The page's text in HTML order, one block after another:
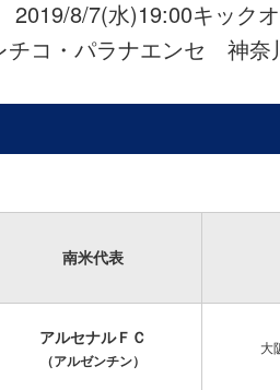
2019/8/7(水)19:00キック
チコ・パラナエンセ 神奈
南米代表
アルセナルＦＣ
（アルゼンチン）
大